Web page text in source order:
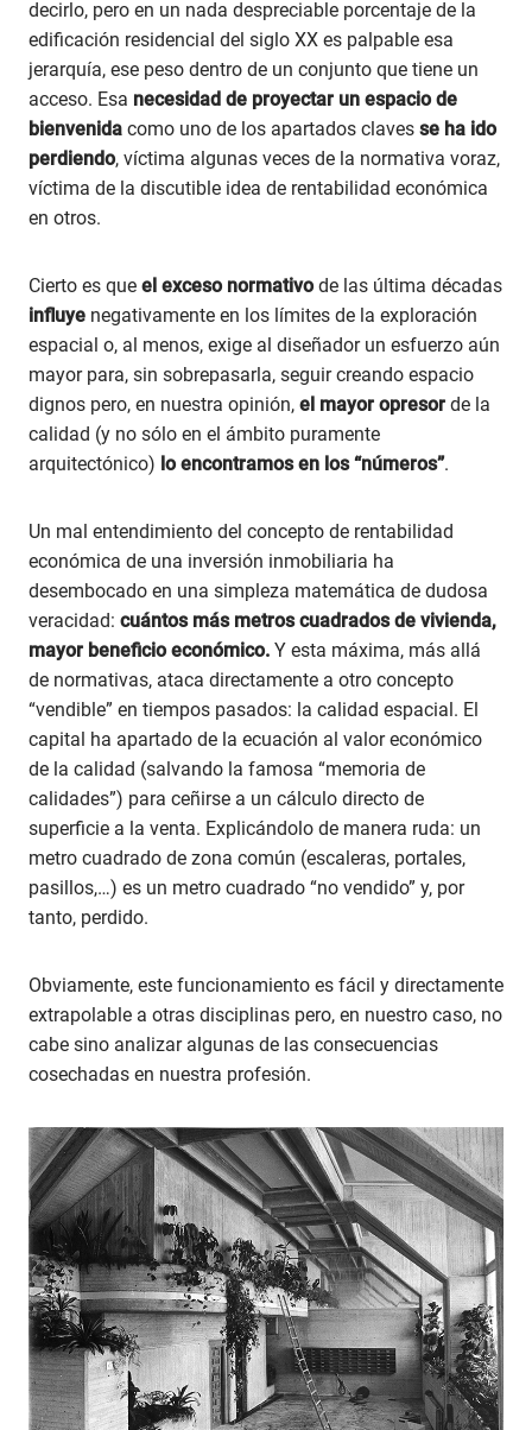
decirlo, pero en un nada despreciable porcentaje de la
edificación residencial del siglo XX es palpable esa
jerarquía, ese peso dentro de un conjunto que tiene un
acceso. Esa necesidad de proyectar un espacio de
bienvenida como uno de los apartados claves se ha ido
perdiendo, víctima algunas veces de la normativa voraz,
víctima de la discutible idea de rentabilidad económica
en otros.
Cierto es que el exceso normativode las última décadas
influye negativamente en los límites de la exploración
espacial o, al menos, exige al diseñador un esfuerzo aún
mayor para, sin sobrepasarla, seguir creando espacio
dignos pero, en nuestra opinión, el mayor opresor de la
calidad (y no sólo en el ámbito puramente
arquitectónico) lo encontramos en los “números”.
Un mal entendimiento del concepto de rentabilidad
económica de una inversión inmobiliaria ha
desembocado en una simpleza matemática de dudosa
veracidad: cuántos más metros cuadrados de vivienda,
mayor beneficio económico. Y esta máxima, más allá
de normativas, ataca directamente a otro concepto
“vendible” en tiempos pasados: la calidad espacial. El
capital ha apartado de la ecuación al valor económico
de la calidad (salvando la famosa “memoria de
calidades”) para ceñirse a un cálculo directo de
superficie a la venta. Explicándolo de manera ruda: un
metro cuadrado de zona común (escaleras, portales,
pasillos,…) es un metro cuadrado “no vendido” y, por
tanto, perdido.
Obviamente, este funcionamiento es fácil y directamente
extrapolable a otras disciplinas pero, en nuestro caso, no
cabe sino analizar algunas de las consecuencias
cosechadas en nuestra profesión.